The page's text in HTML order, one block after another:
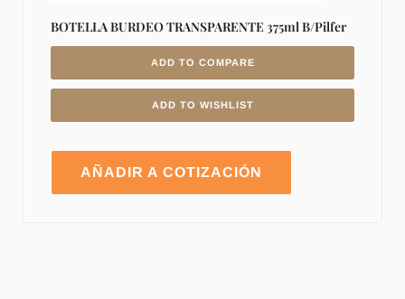
BOTELLA BURDEO TRANSPARENTE 375ml B/Pilfer
ADD TO COMPARE
ADD TO WISHLIST
AÑADIR A COTIZACIÓN